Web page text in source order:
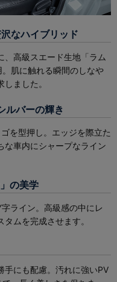
なハイブリッド
、高級スエード生地「ラム
肌に触れる瞬間のしなや
ました。
ルバーの輝き
を型押し。エッジを際立た
な車内にシャープなライン
の美学
ライン。高級感の中にレ
ムを完成させます。
手にも配慮。汚れに強いPV